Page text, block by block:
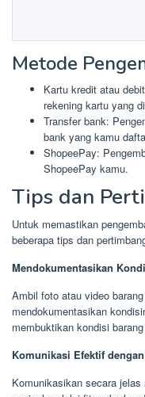
Metode
Kartu kredit atau
rekening kartu yang
Transfer bank:
bank yang kamu
ShopeePay:
ShopeePay kamu.
Tips dan
Untuk memastikan
beberapa tips dan
Mendokumentasikan
Ambil foto atau video
mendokumentasikan
membuktikan kondisi
Komunikasi Efektif
Komunikasikan secara